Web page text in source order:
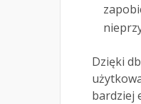
Dzięki
bardziej